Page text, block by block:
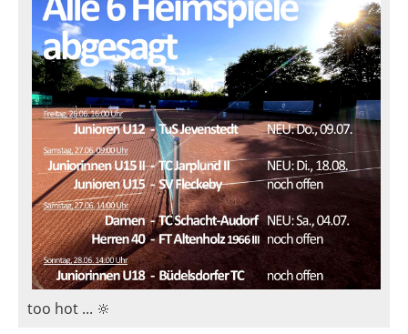
too hot ... 🔆